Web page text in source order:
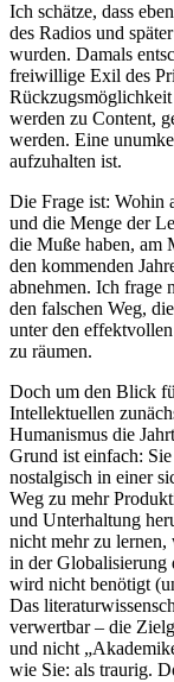
Ich schätze, dass
des Radios und
wurden. Damals
freiwillige Exil des
werden zu Content,
werden. Eine
aufzuhalten ist.
Die Frage ist: Wohin
und die Menge der
die Muße haben, am
den kommenden
abnehmen. Ich frage
den falschen Weg,
unter den
zu räumen.
Doch um den Blick
Intellektuellen
Humanismus die
Grund ist einfach:
nostalgisch in einer
Weg zu mehr
und Unterhaltung
nicht mehr zu
in der Globalisierung
wird nicht benötigt
Das
verwertbar – die
und nicht
wie Sie: als traurig.